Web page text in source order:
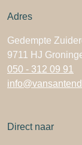
Adres
Gedempte
9711 HJ
050 - 312 09 91
Direct naar